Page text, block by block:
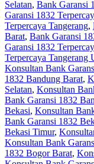
Selatan, Bank Garansi
Garansi 1832
Terpercaya Tangerang,
Barat, Bank Garansi
Garansi 1832
Terpercaya Tangerang
Konsultan Bank
1832 Bandung Barat,
Selatan, Konsultan
Bank Garansi 1832
Bekasi, Konsultan
Bank Garansi 1832
Bekasi Timur,
Konsultan Bank
1832 Bogor Barat,